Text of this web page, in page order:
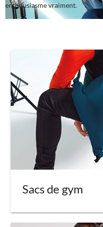
enthousiasme vraiment.
Sacs de gym